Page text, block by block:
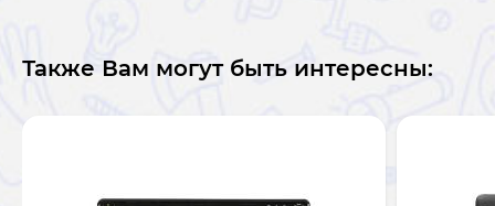
Также Вам могут быть интересны: